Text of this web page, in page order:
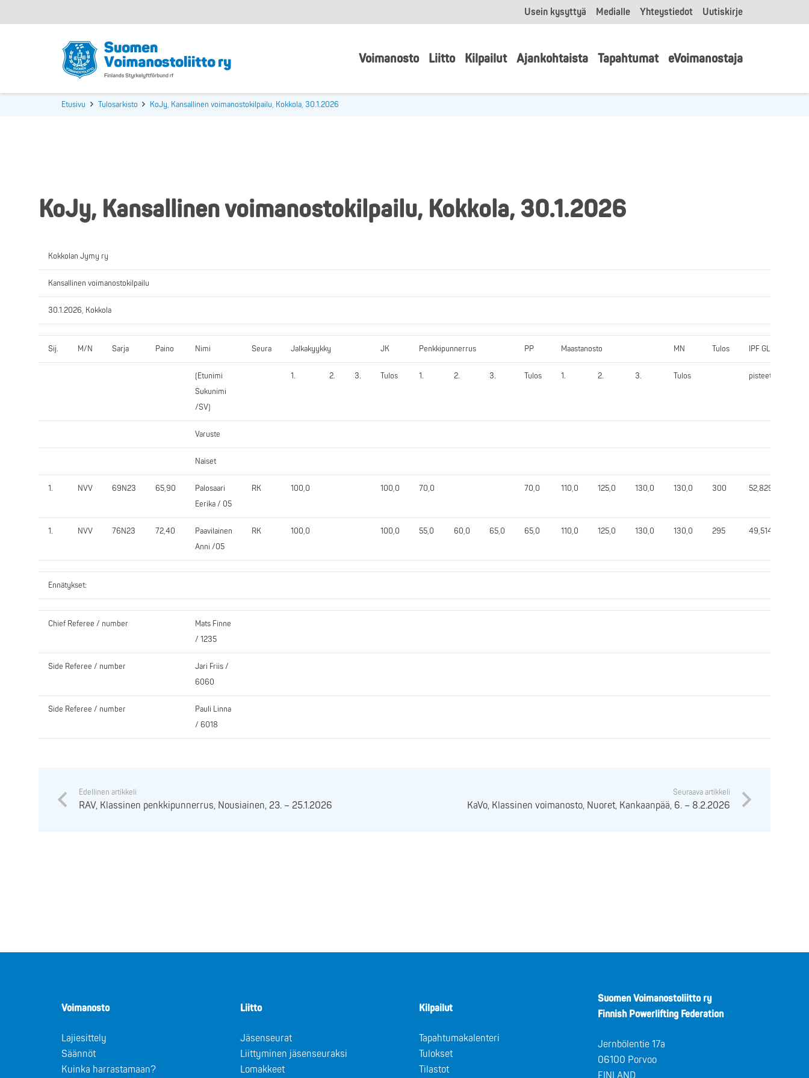
Usein kysyttyä Medialle Yhteystiedot Uutiskirje
Voimanosto Liitto Kilpailut Ajankohtaista Tapahtumat eVoimanostaja
Etusivu Tulosarkisto KoJy, Kansallinen voimanostokilpailu, Kokkola, 30.1.2026
KoJy, Kansallinen voimanostokilpailu, Kokkola, 30.1.2026
Kokkolan Jymy ry
Kansallinen voimanostokilpailu
30.1.2026, Kokkola
Sij. M/N Sarja Paino Nimi Seura Jalkakyykky JK Penkkipunnerrus PP Maastanosto MN Tulos IPF GL
(Etunimi
Sukunimi
/SV)
1. 2. 3. Tulos 1. 2. 3. Tulos 1. 2. 3. Tulos pisteet
Varuste
Naiset
1. NVV 69N23 65,90
Palosaari
Eerika / 05
RK 100,0 100,0 70,0 70,0 110,0 125,0 130,0 130,0 300 52,829
1. NVV 76N23 72,40
Paavilainen
Anni /05
RK 100,0 100,0 55,0 60,0 65,0 65,0 110,0 125,0 130,0 130,0 295 49,514
Ennätykset:
Chief Referee / number
Mats Finne
/ 1235
Side Referee / number
Jari Friis /
6060
Side Referee / number
Pauli Linna
/ 6018
Edellinen artikkeli
RAV, Klassinen penkkipunnerrus, Nousiainen, 23. – 25.1.2026
Seuraava artikkeli
KaVo, Klassinen voimanosto, Nuoret, Kankaanpää, 6. – 8.2.2026
Voimanosto
Lajiesittely
Säännöt
Kuinka harrastamaan?
Liitto
Jäsenseurat
Liittyminen jäsenseuraksi
Lomakkeet
Kilpailut
Tapahtumakalenteri
Tulokset
Tilastot
Suomen Voimanostoliitto ry
Finnish Powerlifting Federation
Jernbölentie 17a
06100 Porvoo